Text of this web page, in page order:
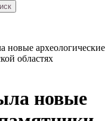
новые археологические
областях
новые